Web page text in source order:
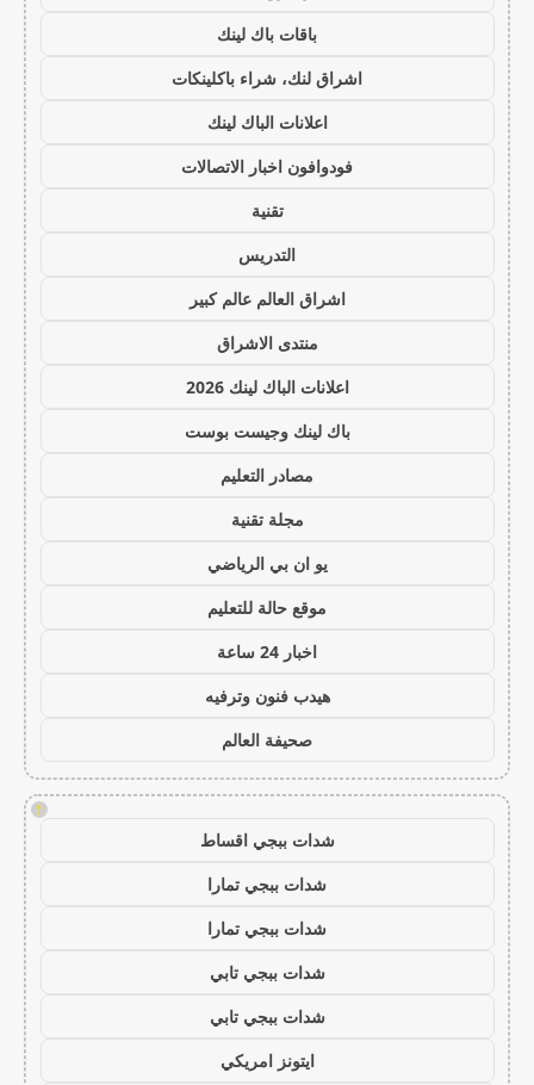
باقات باك لينك
اشراق لنك، شراء باكلينكات
اعلانات الباك لينك
فودوافون اخبار الاتصالات
تقنية
التدريس
اشراق العالم عالم كبير
منتدى الاشراق
اعلانات الباك لينك 2026
باك لينك وجيست بوست
مصادر التعليم
مجلة تقنية
يو ان بي الرياضي
موقع حالة للتعليم
اخبار 24 ساعة
هيدب فنون وترفيه
صحيفة العالم
!
شدات ببجي اقساط
شدات ببجي تمارا
شدات ببجي تمارا
شدات ببجي تابي
شدات ببجي تابي
ايتونز امريكي